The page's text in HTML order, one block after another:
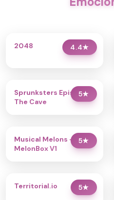
4.4★
2048
5★
Sprunksters Episode 2:
The Cave
5★
Musical Melons –
MelonBox V1
5★
Territorial.io